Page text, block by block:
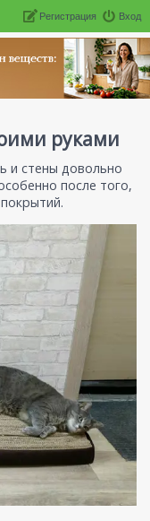
Вход
Регистрация
руками
и стены довольно
после того,